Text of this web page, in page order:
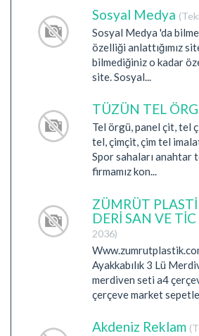
Sosyal Medya
Sosyal Medya 'da
özelliği anlattığımız
bilmediğiniz o kadar
site. Sosyal...
TÜZÜN TEL
Tel örgü, panel çit, tel
tel, çimçit, çim tel
Spor sahaları anahtar
firmamız kon...
ZÜMRÜT
DERİ SAN VE
2036)
Ayakkabılık 3 Lü
merdiven seti a4
çerçeve market
Akdeniz Reklam